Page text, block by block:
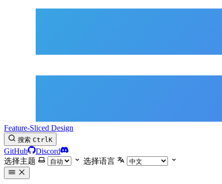
Feature-Sliced Design
搜索 CtrlK
GitHub
Discord
选择主题
选择语言